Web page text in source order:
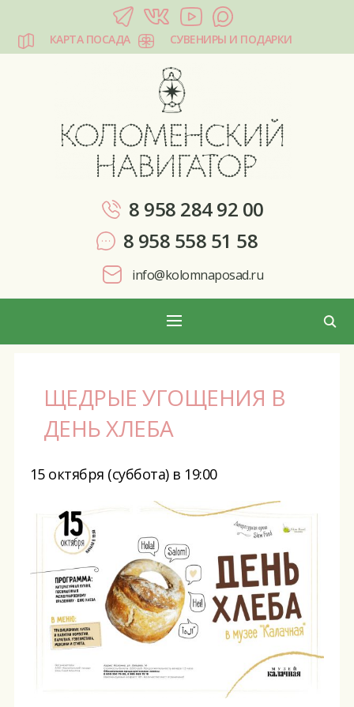
КАРТА ПОСАДА СУВЕНИРЫ И ПОДАРКИ
8 958 284 92 00
8 958 558 51 58
info@kolomnaposad.ru
ЩЕДРЫЕ УГОЩЕНИЯ В
ДЕНЬ ХЛЕБА
15 октября (суббота) в 19:00